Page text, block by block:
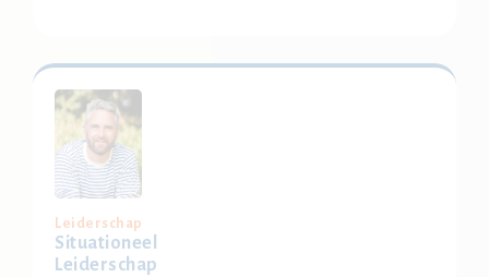
zonder dat het je extra tijd kost.
Locatie: Delft, Bussum, Eindhoven, Regio Achterhoek-
Twente
Leiderschap
Situationeel
Leiderschap